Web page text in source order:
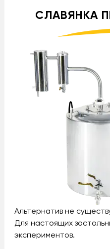
СЛАВЯНКА
Альтернатив не
Для настоящих
экспериментов.